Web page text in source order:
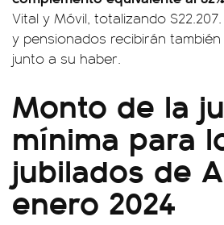
Vital y Móvil, totalizando
y pensionados recibirán
junto a su haber.
Monto de la
mínima para
jubilados de
enero 2024